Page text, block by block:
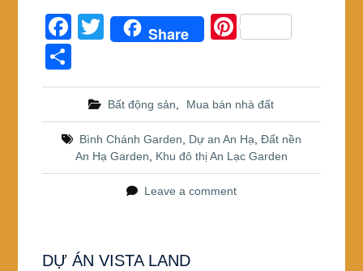
F
a
c
b
o
o
T
tt
er
Share
Pi
er
e
st
h
ar
e
Bất động sản, Mua bán nhà đất
Bình Chánh Garden, Dự an An Hạ, Đất nền
An Hạ Garden, Khu đô thị An Lạc Garden
Leave a comment
DỰ ÁN VISTA LAND